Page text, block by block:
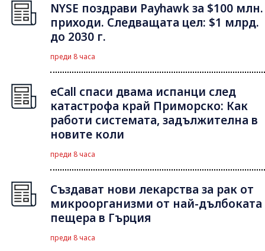
NYSE поздрави Payhawk за $100 млн.
приходи. Следващата цел: $1 млрд.
до 2030 г.
преди 8 часа
eCall спаси двама испанци след
катастрофа край Приморско: Как
работи системата, задължителна в
новите коли
преди 8 часа
Създават нови лекарства за рак от
микроорганизми от най-дълбоката
пещера в Гърция
преди 8 часа